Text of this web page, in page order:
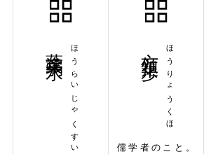
ほうらいじゃくすい ほうりょうくほ
儒学者のこと。